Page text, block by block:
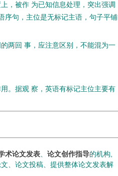
，被作 为已知信息处理，突出强调
序句，主位是无标记主语，句子平铺
两回 事，应注意区别，不能混为一
。据观 察，英语有标记主位主要有
术论文发表 论文创作指导的机构,
、论文投稿、提供整体论文发表解